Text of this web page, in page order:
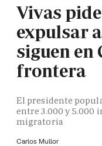
Vivas
expulsar
siguen en
frontera
El presidente
entre 3.000 y 5.000
migratoria
Carlos Mullor